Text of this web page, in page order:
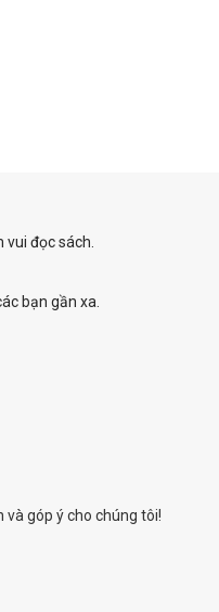
vui đọc sách.
bạn gần xa.
và góp ý cho chúng tôi!